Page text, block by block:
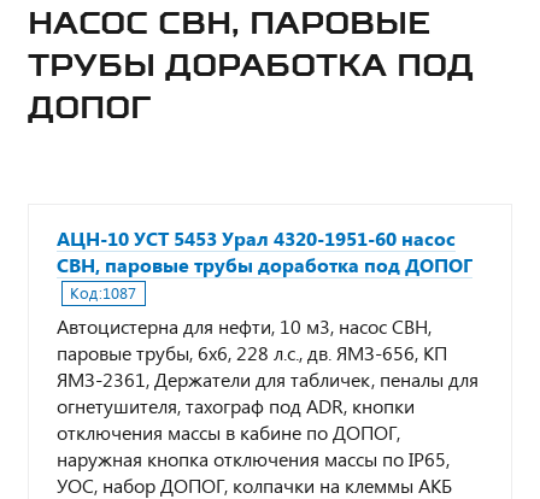
НАСОС СВН, ПАРОВЫЕ
ТРУБЫ ДОРАБОТКА ПОД
ДОПОГ
АЦН-10 УСТ 5453 Урал 4320-1951-60 насос
СВН, паровые трубы доработка под ДОПОГ
Код:1087
Автоцистерна для нефти, 10 м3, насос СВН,
паровые трубы, 6х6, 228 л.с., дв. ЯМЗ-656, КП
ЯМЗ-2361, Держатели для табличек, пеналы для
огнетушителя, тахограф под ADR, кнопки
отключения массы в кабине по ДОПОГ,
наружная кнопка отключения массы по IP65,
УОС, набор ДОПОГ, колпачки на клеммы АКБ